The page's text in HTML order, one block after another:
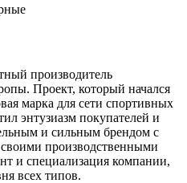
производитель
Проект, который начался
марка для сети спортивных
энтузиазм покупателей и
и сильным брендом с
производственными
и специализация компании,
всех типов.